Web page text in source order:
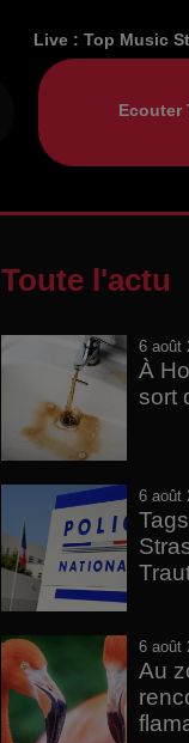
Live :Top Music
Toute l'actu
6 août
À
sort
6 août
6 août
Au